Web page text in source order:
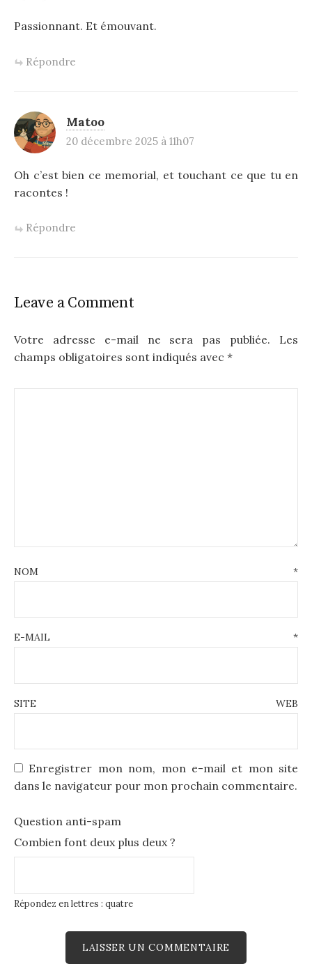
Passionnant. Et émouvant.
Répondre
Matoo
20 décembre 2025 à 11h07
Oh c’est bien ce memorial, et touchant ce que tu en
racontes !
Répondre
Leave a Comment
Votre adresse e-mail ne sera pas publiée.
Les
champs obligatoires sont indiqués avec *
NOM *
E-MAIL *
SITE WEB
Enregistrer mon nom, mon e-mail et mon site
dans le navigateur pour mon prochain commentaire.
Question anti-spam
Combien font deux plus deux ?
Répondez en lettres : quatre